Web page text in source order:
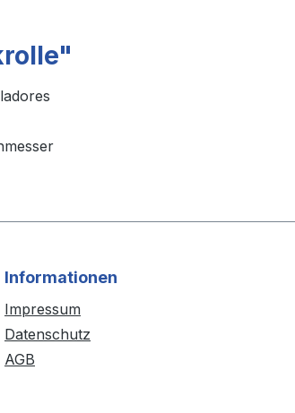
Informationen
Impressum
Datenschutz
AGB